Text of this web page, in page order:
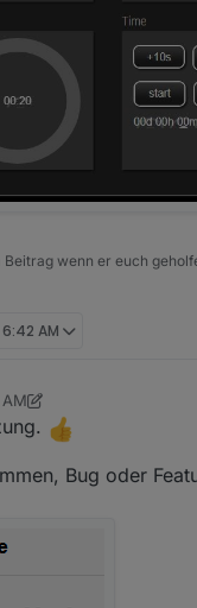
wenn er euch
AM
2020, 3:35 AM
Bug oder